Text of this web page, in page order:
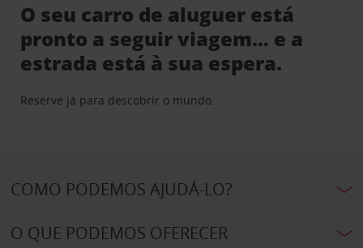
O seu carro de aluguer está
pronto a seguir viagem… e a
estrada está à sua espera.
Reserve já para descobrir o mundo.
COMO PODEMOS AJUDÁ-LO?
O QUE PODEMOS OFERECER